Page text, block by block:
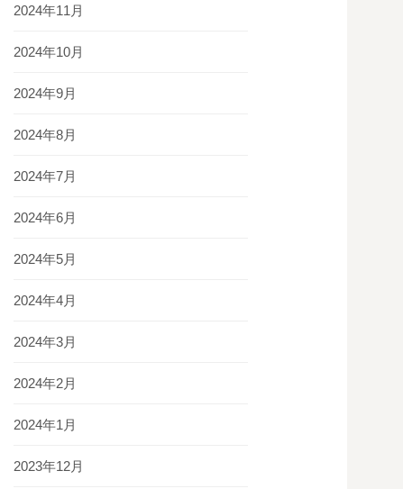
2024年11月
2024年10月
2024年9月
2024年8月
2024年7月
2024年6月
2024年5月
2024年4月
2024年3月
2024年2月
2024年1月
2023年12月